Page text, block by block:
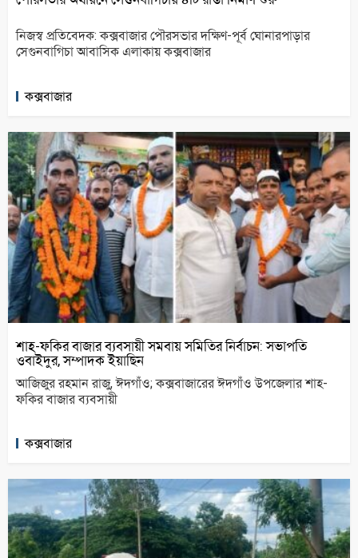
নিজস্ব প্রতিবেদক: কক্সবাজার পৌরসভার দক্ষিণ-পূর্ব ঘোনারপাড়ার
সেগুনবাগিচা আবাসিক এলাকায় কক্সবাজার
কক্সবাজার
শাহ-ফকির বাজার ব্যবসায়ী সমবায় সমিতির নির্বাচন: সভাপতি
ওবাইদুর, সম্পাদক ইয়াছিন
আজিজুর রহমান রাজু, ঈদগাঁও; কক্সবাজারের ঈদগাঁও উপজেলার শাহ-
ফকির বাজার ব্যবসায়ী
কক্সবাজার